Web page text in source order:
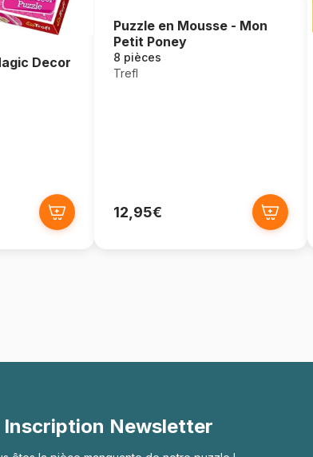
Decor
Puzzle en Mousse - Mon
Petit Poney
8 pièces
Trefl
12,95€
Inscription Newsletter